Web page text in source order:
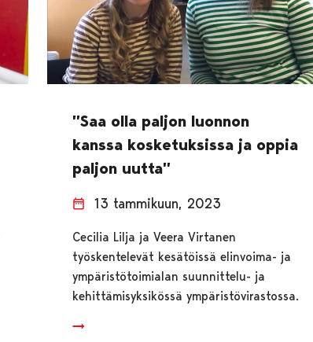
”Saa olla paljon luonnon
kanssa kosketuksissa ja oppia
paljon uutta”
13 tammikuun, 2023
Cecilia Lilja ja Veera Virtanen
työskentelevät kesätöissä elinvoima- ja
ympäristötoimialan suunnittelu- ja
kehittämisyksikössä ympäristövirastossa.